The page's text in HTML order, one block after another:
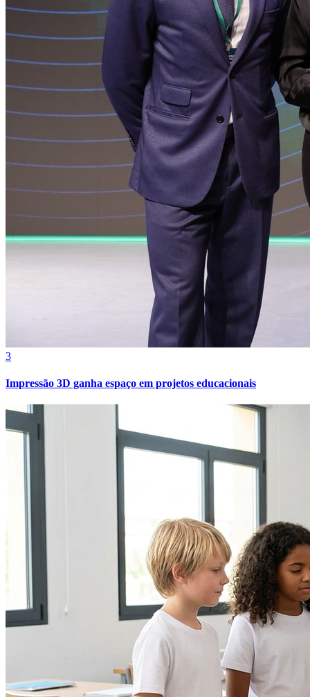
Internacional
Atlético-MG
3
Impressão 3D ganha espaço em projetos educacionais